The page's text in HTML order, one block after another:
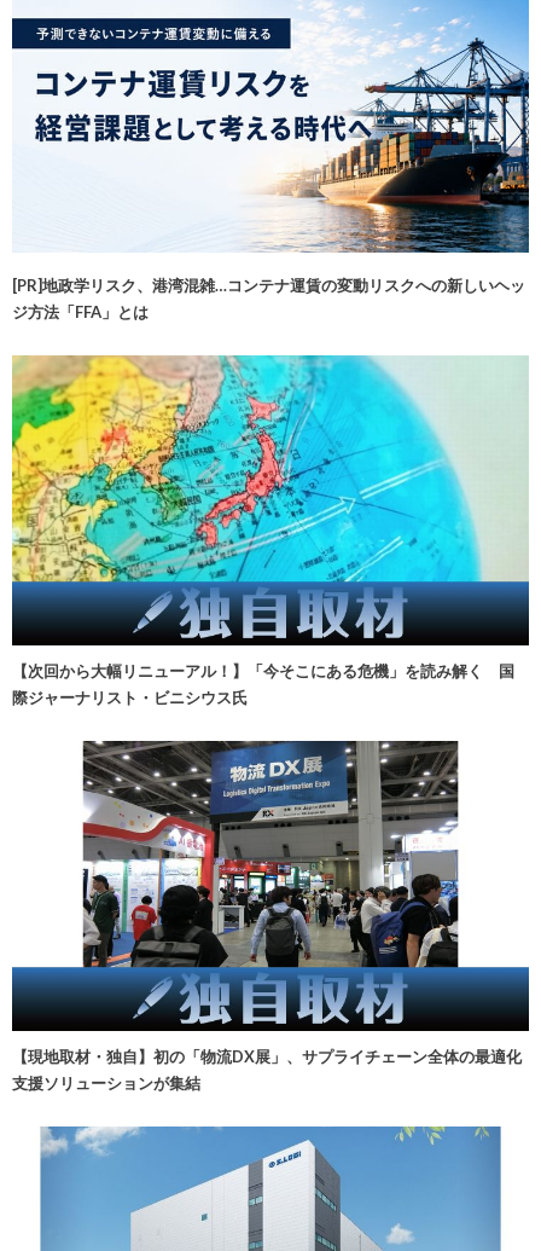
[PR]地政学リスク、港湾混雑…コンテナ運賃の変動リスクへの新しいヘッ
ジ方法「FFA」とは
【次回から大幅リニューアル！】「今そこにある危機」を読み解く 国
際ジャーナリスト・ビニシウス氏
【現地取材・独自】初の「物流DX展」、サプライチェーン全体の最適化
支援ソリューションが集結